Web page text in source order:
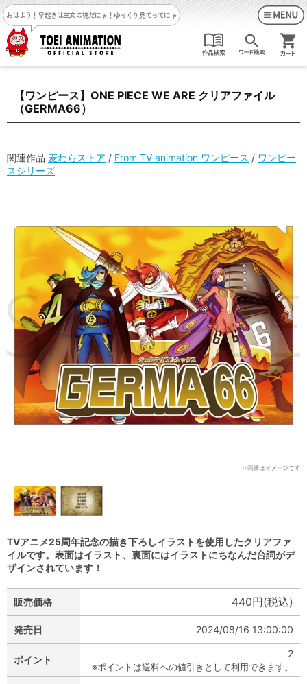
おはよう！早起きは三文の徳だにゃ！ ゆっくり見てってにゃ
【ワンピース】ONE PIECE WE ARE クリアファイル
（GERMA66）
関連作品 麦わらストア / From TV animation ワンピース / ワンピー
スシリーズ
TVアニメ25周年記念の描き下ろしイラストを使用したクリアファ
イルです。表面はイラスト、裏面にはイラストにちなんだ台詞がデ
ザインされています！
販売価格 440円(税込)
発売日 2024/08/16 13:00:00
ポイント
2
※ポイントは送料への値引きとして利用できます。